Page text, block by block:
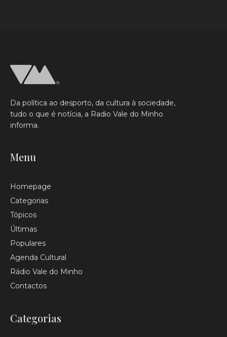
Da política ao desporto, da cultura à sociedade,
tudo o que é notícia, a Radio Vale do Minho
informa.
Menu
Homepage
Categorias
Tópicos
Últimas
Populares
Agenda Cultural
Rádio Vale do Minho
Contactos
Categorias